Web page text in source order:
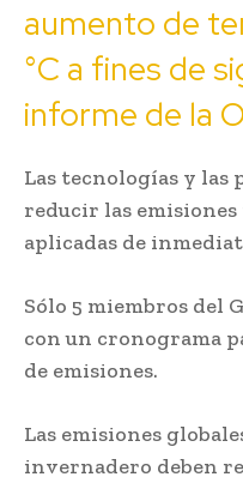
aumento de
°C a fines de
informe de la
Las tecnologías y
reducir las
aplicadas de
Sólo 5 miembros del
con un cronograma
de emisiones.
Las emisiones
invernadero deben